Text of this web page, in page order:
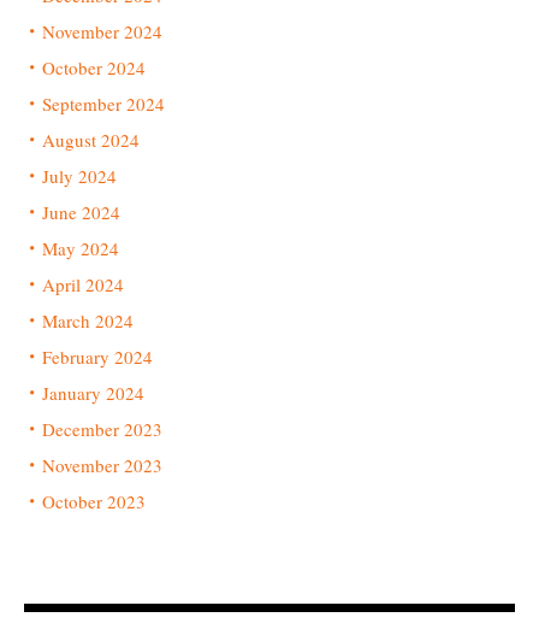
November 2024
October 2024
September 2024
August 2024
July 2024
June 2024
May 2024
April 2024
March 2024
February 2024
January 2024
December 2023
November 2023
October 2023